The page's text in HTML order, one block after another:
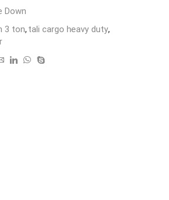
Down
3 ton, tali cargo heavy duty,